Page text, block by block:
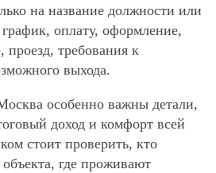
на название должности или
оплату, оформление,
требования к
выхода.
особенно важны детали,
доход и комфорт всей
стоит проверить, кто
где проживают